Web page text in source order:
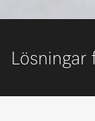
Lösningar